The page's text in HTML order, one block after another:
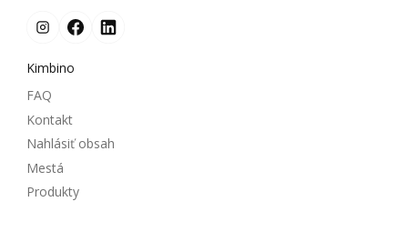
Kimbino
FAQ
Kontakt
Nahlásiť obsah
Mestá
Produkty